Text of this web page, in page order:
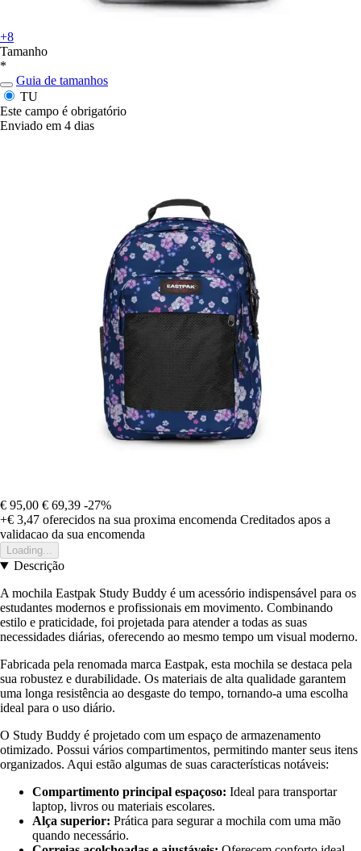
+8
Tamanho
*
Guia de tamanhos
TU
Este campo é obrigatório
Enviado em 4 dias
€ 95,00 € 69,39 -27%
+€ 3,47 oferecidos na sua proxima encomenda Creditados apos a
validacao da sua encomenda
Loading...
Descrição
A mochila Eastpak Study Buddy é um acessório indispensável para os
estudantes modernos e profissionais em movimento. Combinando
estilo e praticidade, foi projetada para atender a todas as suas
necessidades diárias, oferecendo ao mesmo tempo um visual moderno.
Fabricada pela renomada marca Eastpak, esta mochila se destaca pela
sua robustez e durabilidade. Os materiais de alta qualidade garantem
uma longa resistência ao desgaste do tempo, tornando-a uma escolha
ideal para o uso diário.
O Study Buddy é projetado com um espaço de armazenamento
otimizado. Possui vários compartimentos, permitindo manter seus itens
organizados. Aqui estão algumas de suas características notáveis:
Compartimento principal espaçoso: Ideal para transportar
laptop, livros ou materiais escolares.
Alça superior: Prática para segurar a mochila com uma mão
quando necessário.